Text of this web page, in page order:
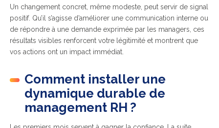
Un changement concret, même modeste, peut servir de signal
positif. Qu’il s’agisse d’améliorer une communication interne ou
de répondre à une demande exprimée par les managers, ces
résultats visibles renforcent votre légitimité et montrent que
vos actions ont un impact immédiat.
Comment installer une
dynamique durable de
management RH ?